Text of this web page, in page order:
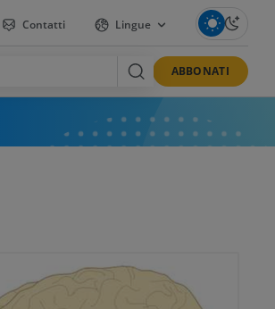
Contatti Lingue
ABBONATI